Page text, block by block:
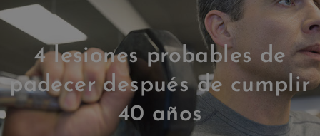
4 lesiones probables de
padecer después de cumplir
40 años